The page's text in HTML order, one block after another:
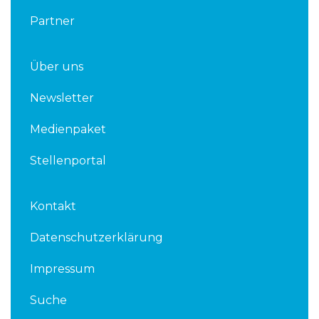
Partner
Über uns
Newsletter
Medienpaket
Stellenportal
Kontakt
Datenschutzerklärung
Impressum
Suche